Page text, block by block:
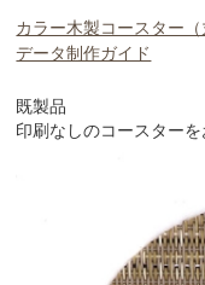
カラー木製コースター（
データ制作ガイド
既製品
印刷なしのコースター